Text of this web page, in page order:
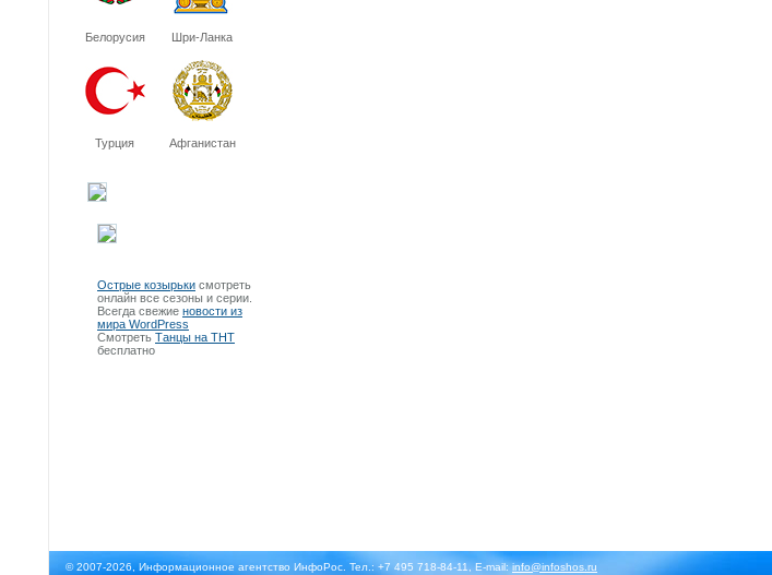
Белорусия Шри-Ланка
Турция Афганистан
Острые козырьки смотреть
онлайн все сезоны и серии.
Всегда свежие новости из
мира WordPress
Смотреть Танцы на ТНТ
бесплатно
© 2007-2026, Информационное агентство ИнфоРос. Тел.: +7 495 718-84-11, E-mail:info@infoshos.ru